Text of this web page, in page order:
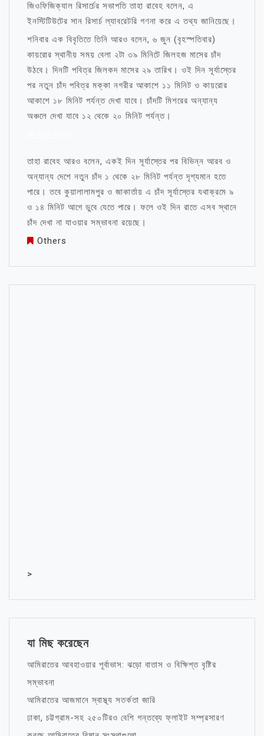
জিওফিজিক্যাল রিসার্চের সভাপতি তাহা রাবেহ বলেন, এ
ইনস্টিটিউটের সান রিসার্চ ল্যাবরেটরি গণনা করে এ তথ্য জানিয়েছে।
শনিবার এক বিবৃতিতে তিনি আরও বলেন, ৬ জুন (বৃহস্পতিবার)
কায়রোর স্থানীয় সময় বেলা ২টা ৩৯ মিনিটে জিলহজ মাসের চাঁদ
উঠবে। দিনটি পবিত্র জিলকদ মাসের ২৯ তারিখ। ওই দিন সূর্যাস্তের
পর নতুন চাঁদ পবিত্র মক্কা নগরীর আকাশে ১১ মিনিট ও কায়রোর
আকাশে ১৮ মিনিট পর্যন্ত দেখা যাবে। চাঁদটি মিশরের অন্যান্য
অঞ্চলে দেখা যাবে ১২ থেকে ২০ মিনিট পর্যন্ত।
তাহা রাবেহ আরও বলেন, একই দিন সূর্যাস্তের পর বিভিন্ন আরব ও
অন্যান্য দেশে নতুন চাঁদ ১ থেকে ২৮ মিনিট পর্যন্ত দৃশ্যমান হতে
পারে। তবে কুয়ালালামপুর ও জাকার্তায় এ চাঁদ সূর্যাস্তের যথাক্রমে ৯
ও ১৪ মিনিট আগে ডুবে যেতে পারে। ফলে ওই দিন রাতে এসব স্থানে
চাঁদ দেখা না যাওয়ার সম্ভাবনা রয়েছে।
Others
>
যা মিছ করেছেন
আমিরাতের আবহাওয়ার পূর্বাভাস: ঝড়ো বাতাস ও বিক্ষিপ্ত বৃষ্টির
সম্ভাবনা
আমিরাতের আজমানে স্বাস্থ্য সতর্কতা জারি
ঢাকা, চট্টগ্রাম-সহ ২৫০টিরও বেশি গন্তব্যে ফ্লাইট সম্প্রসারণ